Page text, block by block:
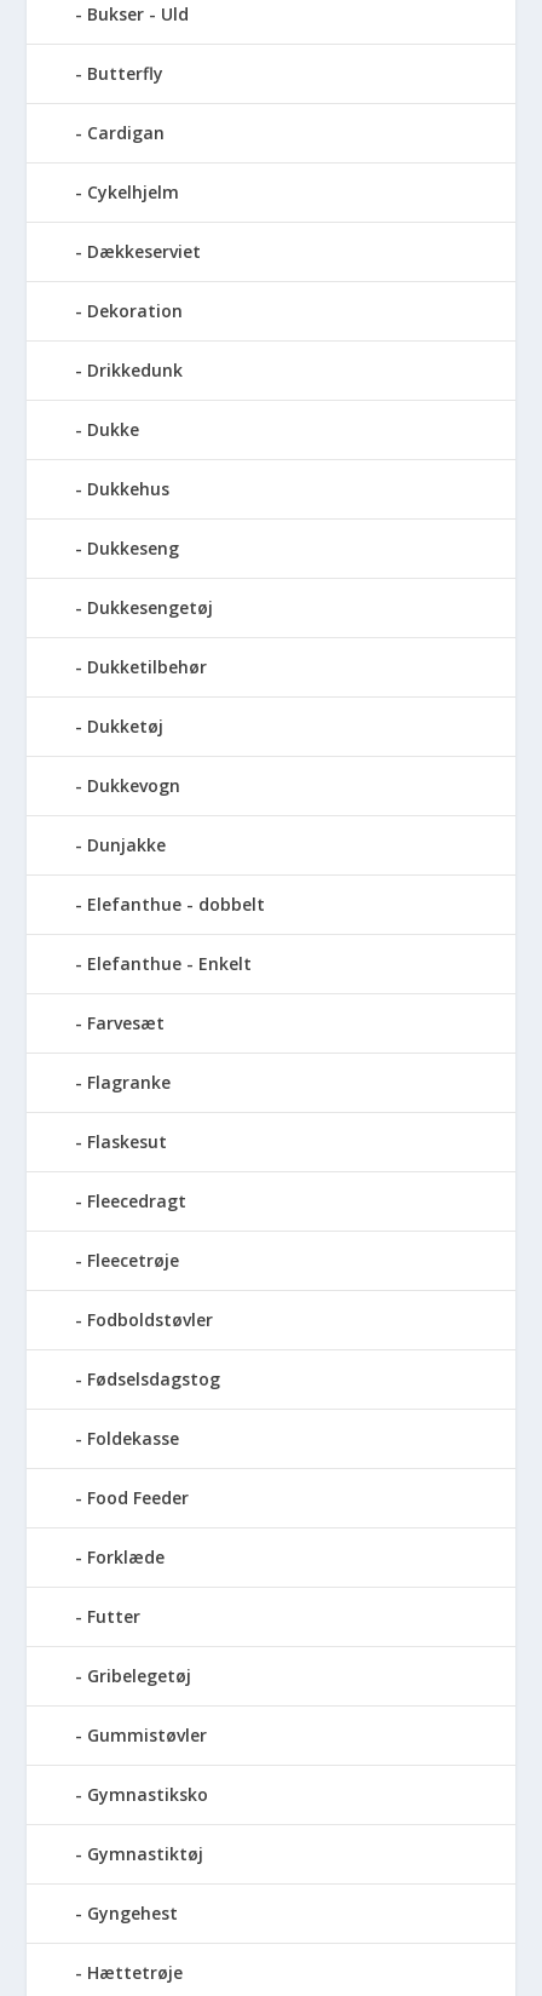
Bukser - Uld
Butterfly
Cardigan
Cykelhjelm
Dækkeserviet
Dekoration
Drikkedunk
Dukke
Dukkehus
Dukkeseng
Dukkesengetøj
Dukketilbehør
Dukketøj
Dukkevogn
Dunjakke
Elefanthue - dobbelt
Elefanthue - Enkelt
Farvesæt
Flagranke
Flaskesut
Fleecedragt
Fleecetrøje
Fodboldstøvler
Fødselsdagstog
Foldekasse
Food Feeder
Forklæde
Futter
Gribelegetøj
Gummistøvler
Gymnastiksko
Gymnastiktøj
Gyngehest
Hættetrøje